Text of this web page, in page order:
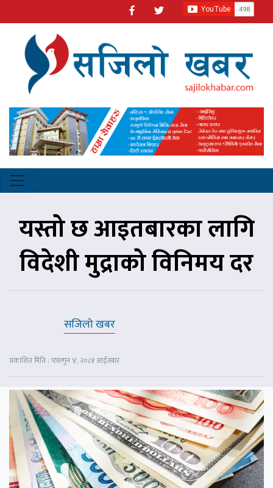
यस्तो छ आइतबारका लागि
विदेशी मुद्राको विनिमय दर
सजिलो खबर
प्रकाशित मिति : फाल्गुन ४, २०८१ आईतबार